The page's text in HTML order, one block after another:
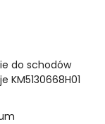
do schodów